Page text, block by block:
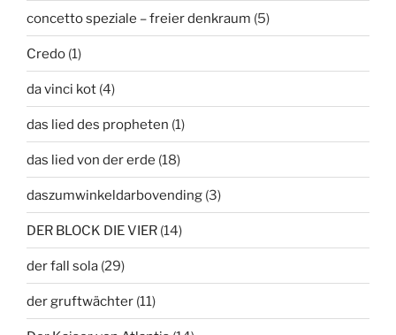
concetto speziale – freier denkraum (5)
Credo (1)
da vinci kot (4)
das lied des propheten (1)
das lied von der erde (18)
daszumwinkeldarbovending (3)
DER BLOCK DIE VIER (14)
der fall sola (29)
der gruftwächter (11)